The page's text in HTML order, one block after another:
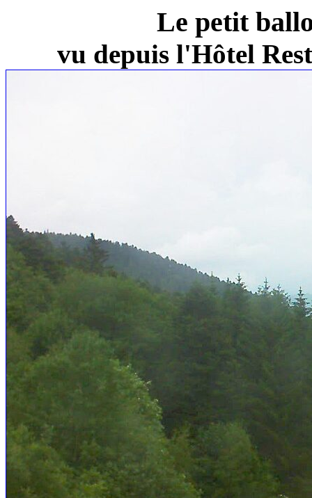
Le petit
vu depuis l'Hôtel